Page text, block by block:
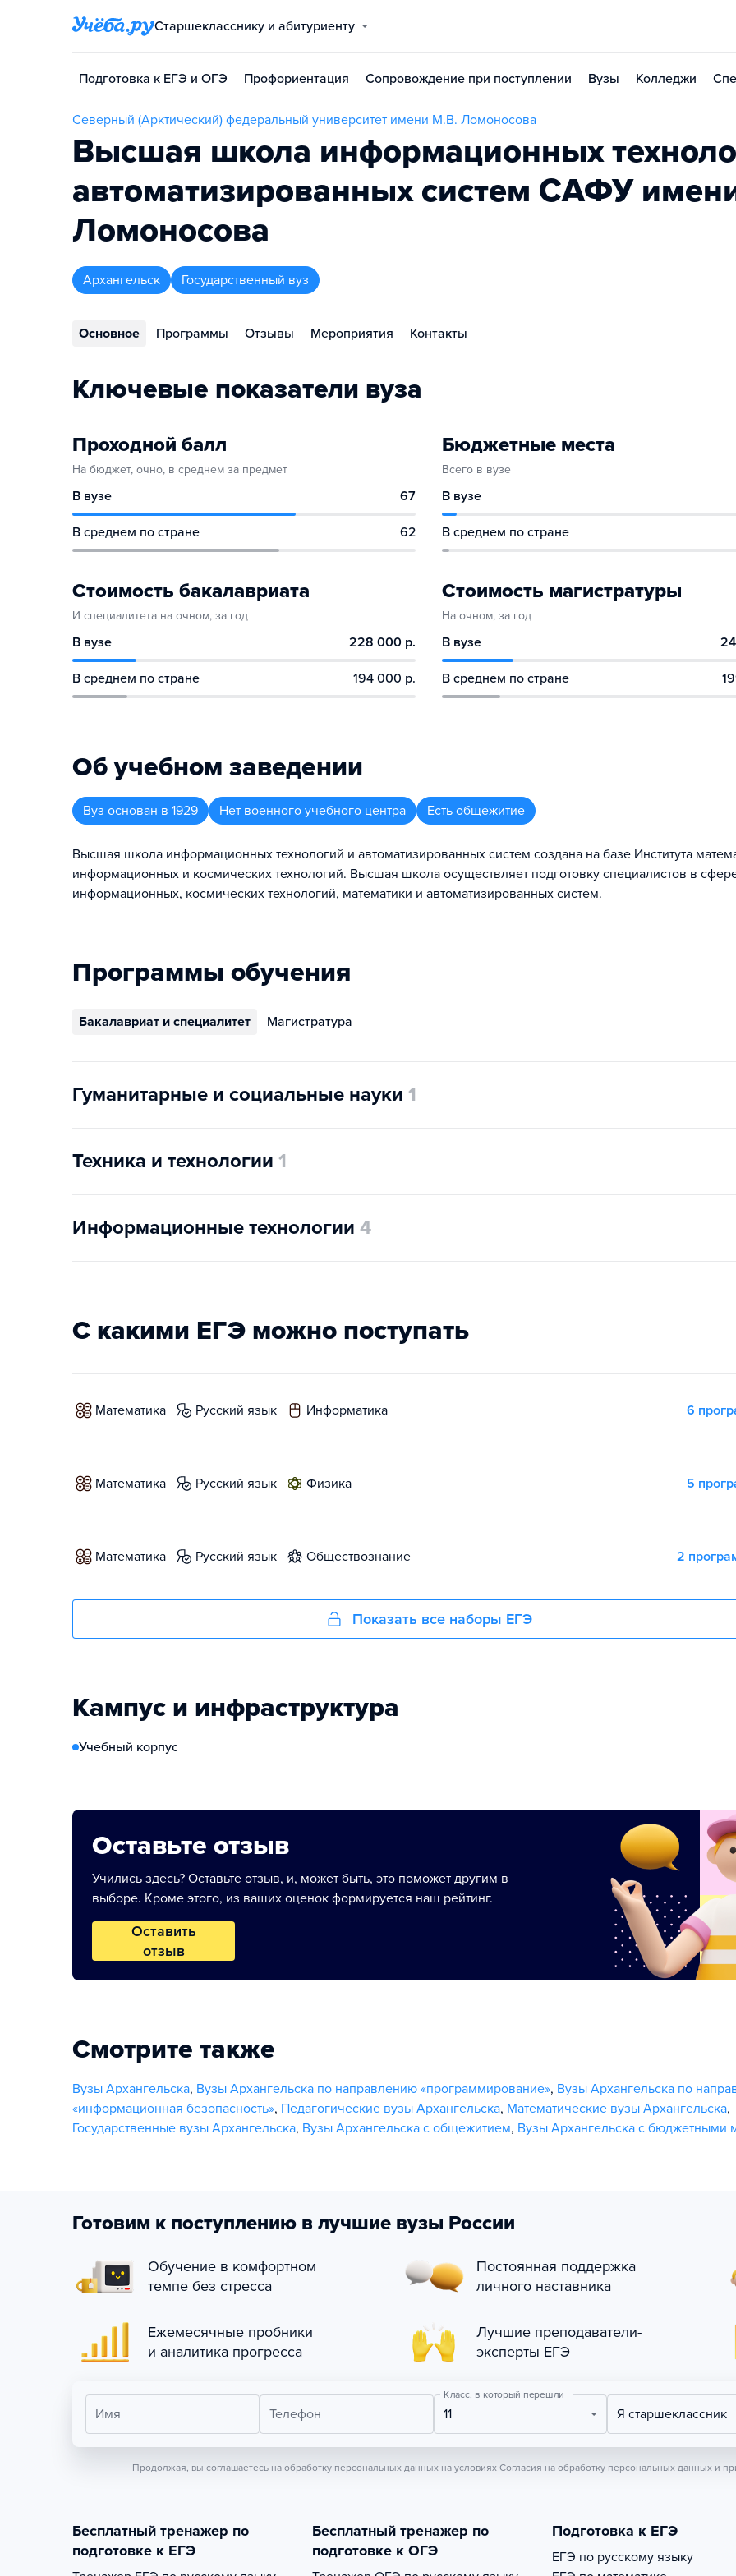
Старшекласснику и абитуриенту
Подготовка к ЕГЭ и ОГЭ Профориентация Сопровождение при поступлении Вузы Колледжи
Северный (Арктический) федеральный университет имени М.В. Ломоносова
Высшая школа информационных
автоматизированных систем САФУ
Ломоносова
Архангельск Государственный вуз
Основное Программы Отзывы Мероприятия Контакты
Ключевые показатели вуза
Проходной балл
На бюджет, очно, в среднем за предмет
В вузе 67
В среднем по стране 62
Бюджетные места
Всего в вузе
В вузе
В среднем по стране
Стоимость бакалавриата
И специалитета на очном, за год
В вузе 228 000 р.
В среднем по стране 194 000 р.
Стоимость магистратуры
На очном, за год
В вузе
В среднем по стране
Об учебном заведении
Вуз основан в 1929 Нет военного учебного центра Есть общежитие
Высшая школа информационных технологий и автоматизированных систем создана на базе Института
информационных и космических технологий. Высшая школа осуществляет подготовку специалистов в
информационных, космических технологий, математики и автоматизированных систем.
Программы обучения
Бакалавриат и специалитет Магистратура
Гуманитарные и социальные науки 1
Техника и технологии 1
Информационные технологии 4
С какими ЕГЭ можно поступать
математика русский язык информатика 6
математика русский язык физика 5
математика русский язык обществознание 2
Показать все наборы ЕГЭ
Кампус и инфраструктура
Учебный корпус
Оставьте отзыв
Учились здесь? Оставьте отзыв, и, может быть, это поможет другим в
выборе. Кроме этого, из ваших оценок формируется наш рейтинг.
Оставить
отзыв
Смотрите также
Вузы Архангельска, Вузы Архангельска по направлению «программирование», Вузы Архангельска по
«информационная безопасность», Педагогические вузы Архангельска, Математические вузы Архангельска,
Государственные вузы Архангельска, Вузы Архангельска с общежитием, Вузы Архангельска с бюджетными
Готовим к поступлению в лучшие вузы России
Обучение в комфортном
темпе без стресса
Постоянная поддержка
личного наставника
Ежемесячные пробники
и аналитика прогресса
Лучшие преподаватели-
эксперты ЕГЭ
Имя Телефон
Класс, в который перешли
11 Я старшеклассник
Продолжая, вы соглашаетесь на обработку персональных данных на условиях Согласия на обработку персональных данных и
Бесплатный тренажер по
подготовке к ЕГЭ
Бесплатный тренажер по
подготовке к ОГЭ
Подготовка к ЕГЭ
ЕГЭ по русскому языку